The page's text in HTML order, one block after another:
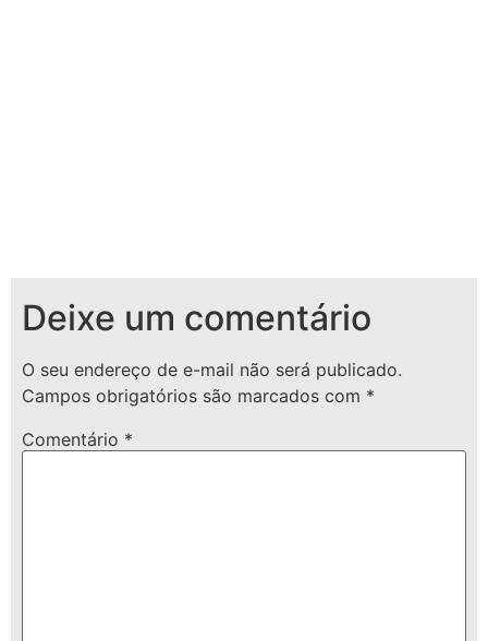
Deixe um comentário
O seu endereço de e-mail não será publicado.
Campos obrigatórios são marcados com *
Comentário *